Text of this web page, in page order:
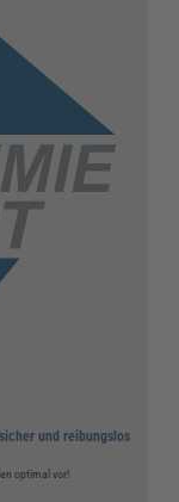
und reibungslos
optimal vor!